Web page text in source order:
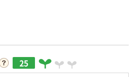
25